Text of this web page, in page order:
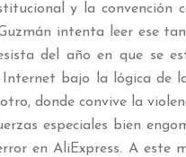
y la
intenta leer ese
del año en que se
Internet bajo la lógica de
donde convive la
especiales bien
en AliExpress. A